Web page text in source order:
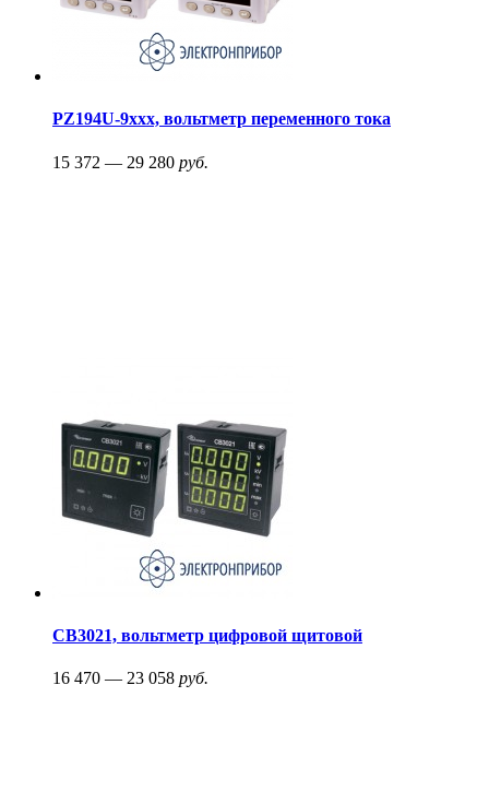
PZ194U-9xxx, вольтметр переменного тока
15 372 — 29 280 руб.
СВ3021, вольтметр цифровой щитовой
16 470 — 23 058 руб.